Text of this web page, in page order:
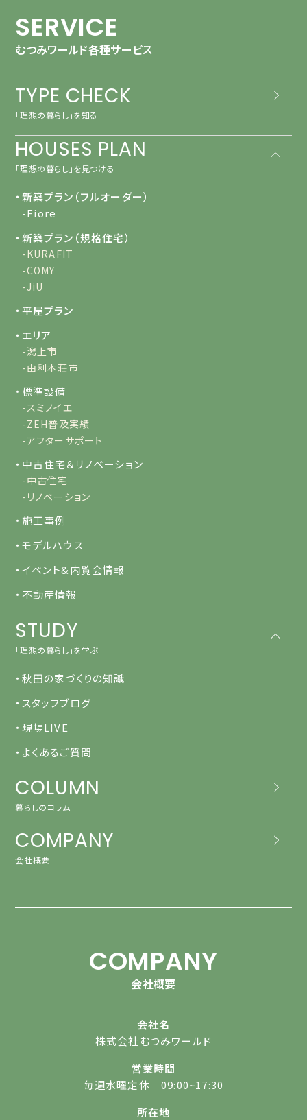
SERVICE
むつみワールド各種サービス
TYPE CHECK
「理想の暮らし」を知る
HOUSES PLAN
「理想の暮らし」を見つける
・新築プラン（フルオーダー）
-Fiore
・新築プラン（規格住宅）
-KURAFIT
-COMY
-JiU
・平屋プラン
・エリア
-潟上市
-由利本荘市
・標準設備
-スミノイエ
-ZEH普及実績
-アフターサポート
・中古住宅＆リノベーション
-中古住宅
-リノベーション
・施工事例
・モデルハウス
・イベント&内覧会情報
・不動産情報
STUDY
「理想の暮らし」を学ぶ
・秋田の家づくりの知識
・スタッフブログ
・現場LIVE
・よくあるご質問
COLUMN
暮らしのコラム
COMPANY
会社概要
COMPANY
会社概要
会社名
株式会社むつみワールド
営業時間
毎週水曜定休 09:00~17:30
所在地